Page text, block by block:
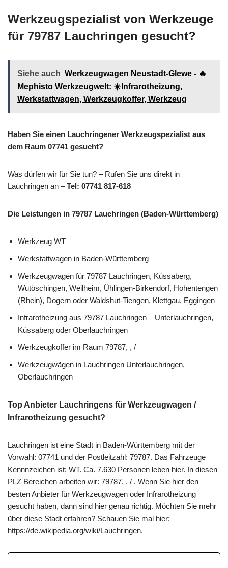
Werkzeugspezialist von Werkzeuge
für 79787 Lauchringen gesucht?
Siehe auch Werkzeugwagen Neustadt-Glewe - 🔥
Mephisto Werkzeugwelt: ☀️Infrarotheizung,
Werkstattwagen, Werkzeugkoffer, Werkzeug
Haben Sie einen Lauchringener Werkzeugspezialist aus
dem Raum 07741 gesucht?
Was dürfen wir für Sie tun? – Rufen Sie uns direkt in
Lauchringen an –Tel: 07741 817-618
Die Leistungen in 79787 Lauchringen (Baden-Württemberg)
Werkzeug WT
Werkstattwagen in Baden-Württemberg
Werkzeugwagen für 79787 Lauchringen, Küssaberg,
Wutöschingen, Weilheim, Ühlingen-Birkendorf, Hohentengen
(Rhein), Dogern oder Waldshut-Tiengen, Klettgau, Eggingen
Infrarotheizung aus 79787 Lauchringen – Unterlauchringen,
Küssaberg oder Oberlauchringen
Werkzeugkoffer im Raum 79787, , /
Werkzeugwägen in Lauchringen Unterlauchringen,
Oberlauchringen
Top Anbieter Lauchringens für Werkzeugwagen /
Infrarotheizung gesucht?
Lauchringen ist eine Stadt in Baden-Württemberg mit der
Vorwahl: 07741 und der Postleitzahl: 79787. Das Fahrzeuge
Kennnzeichen ist: WT. Ca. 7.630 Personen leben hier. In diesen
PLZ Bereichen arbeiten wir: 79787, , / . Wenn Sie hier den
besten Anbieter für Werkzeugwagen oder Infrarotheizung
gesucht haben, dann sind hier genau richtig. Möchten Sie mehr
über diese Stadt erfahren? Schauen Sie mal hier:
https://de.wikipedia.org/wiki/Lauchringen.